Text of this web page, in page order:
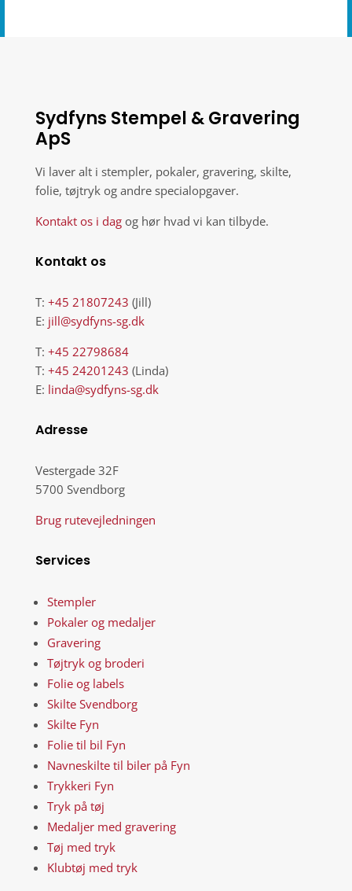
Sydfyns Stempel & Gravering
ApS
Vi laver alt i stempler, pokaler, gravering, skilte,
folie, tøjtryk og andre specialopgaver.
Kontakt os i dagog hør hvad vi kan tilbyde.
Kontakt os
T: +45 21807243 (Jill)
E: jill@sydfyns-sg.dk
T: +45 22798684
T: +45 24201243 (Linda)
E: linda@sydfyns-sg.dk
Adresse
Vestergade 32F
5700 Svendborg
Brug rutevejledningen
Services
Stempler
Pokaler og medaljer
Gravering
Tøjtryk og broderi
Folie og labels
Skilte Svendborg
Skilte Fyn
Folie til bil Fyn
Navneskilte til biler på Fyn
Trykkeri Fyn
Tryk på tøj
Medaljer med gravering
Tøj med tryk
Klubtøj med tryk